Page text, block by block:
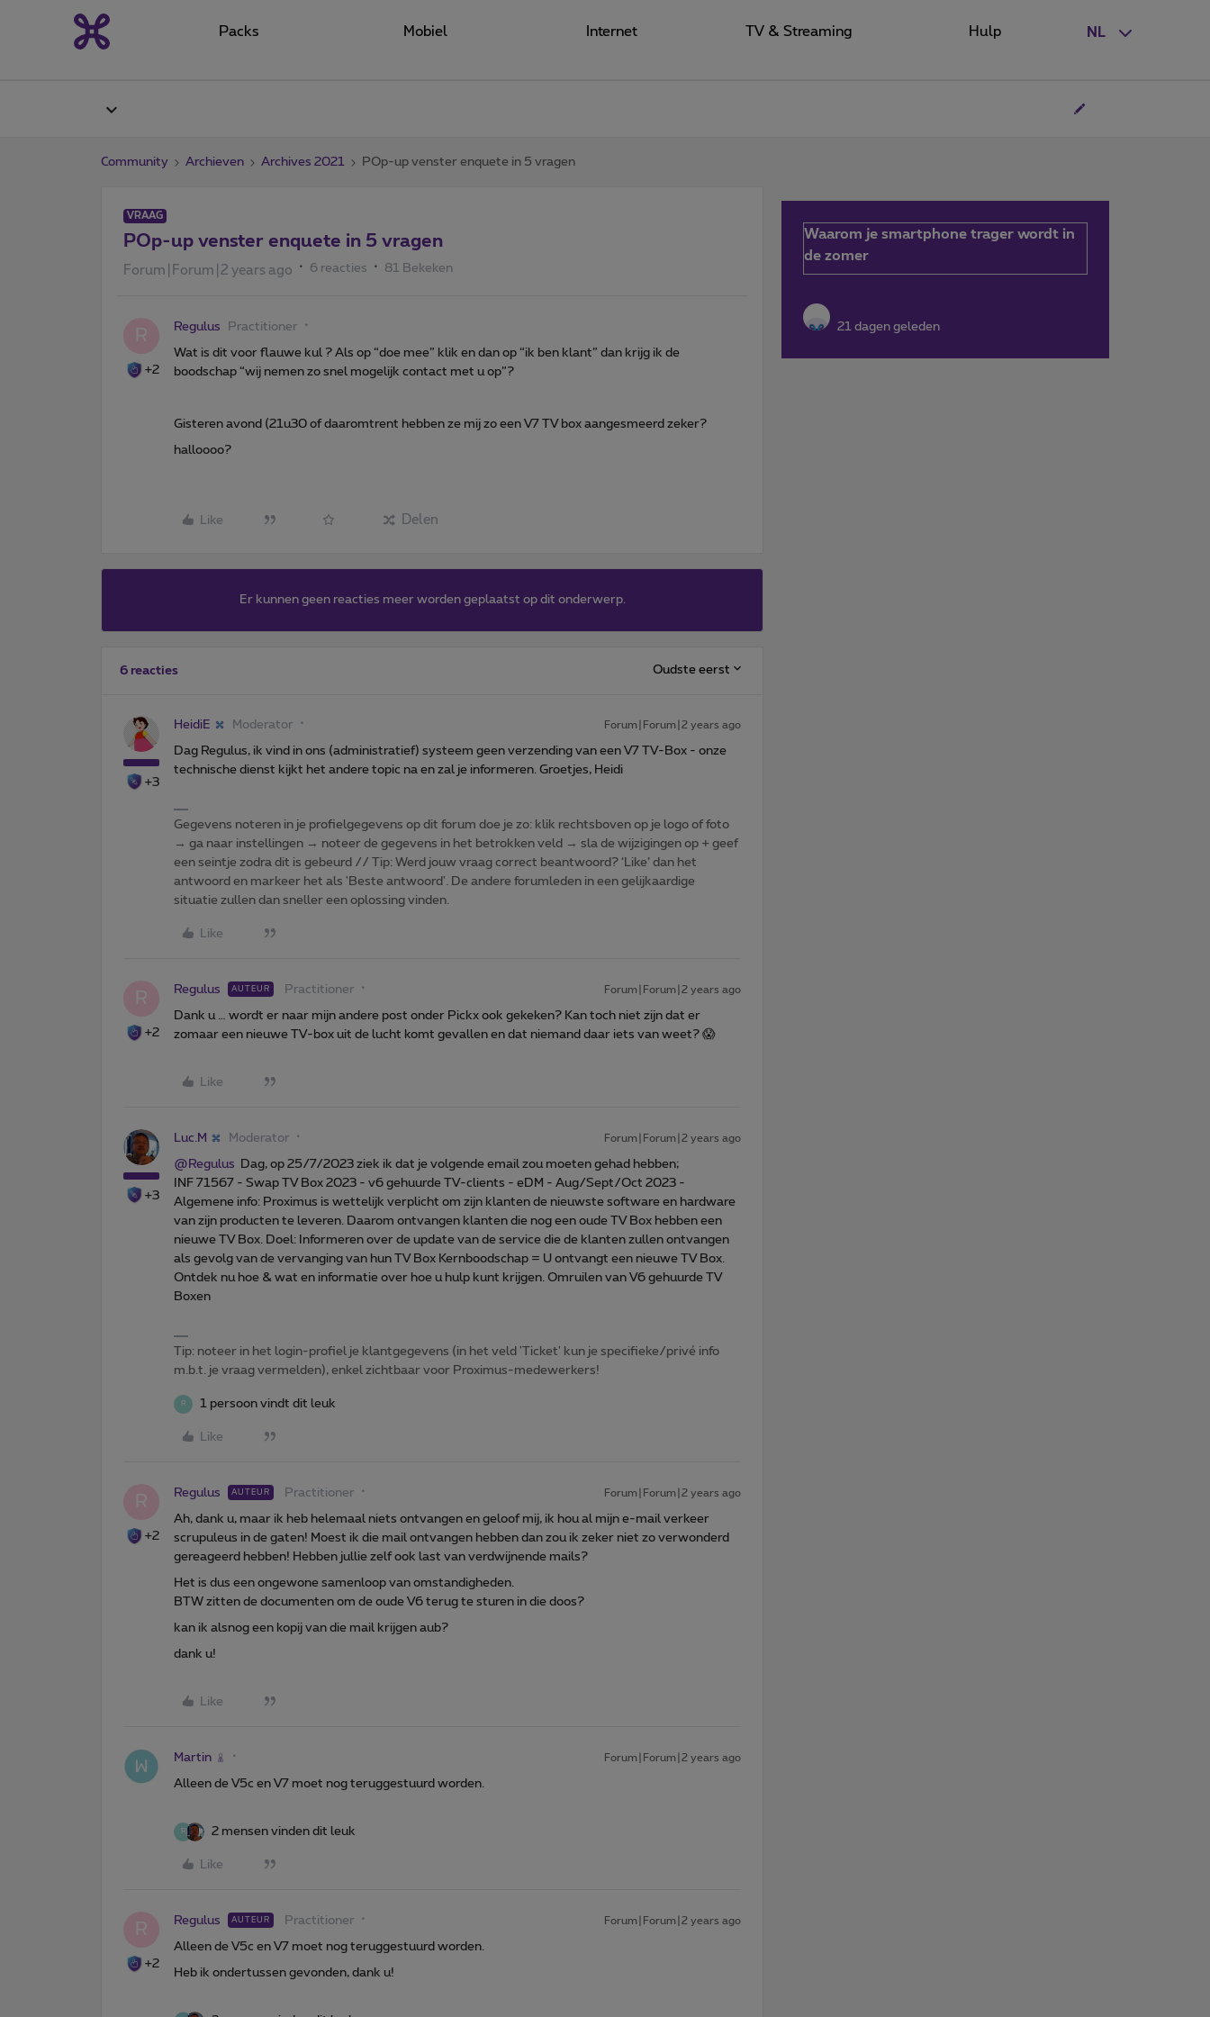
NL
Packs Mobiel Internet TV & Streaming Hulp
Community Archieven Archives 2021 POp-up venster enquete in 5 vragen
VRAAG
POp-up venster enquete in 5 vragen
Forum|Forum|2 years ago 6 reacties 81 Bekeken
R
+2
Regulus Practitioner
Wat is dit voor flauwe kul ? Als op “doe mee” klik en dan op “ik ben klant” dan krijg ik de
boodschap “wij nemen zo snel mogelijk contact met u op”?
Gisteren avond (21u30 of daaromtrent hebben ze mij zo een V7 TV box aangesmeerd zeker?
halloooo?
Like Delen
Er kunnen geen reacties meer worden geplaatst op dit onderwerp.
6 reacties Oudste eerst
+3
HeidiE Moderator Forum|Forum|2 years ago
Dag Regulus, ik vind in ons (administratief) systeem geen verzending van een V7 TV-Box - onze
technische dienst kijkt het andere topic na en zal je informeren. Groetjes, Heidi
Gegevens noteren in je profielgegevens op dit forum doe je zo: klik rechtsboven op je logo of foto
→ ga naar instellingen → noteer de gegevens in het betrokken veld → sla de wijzigingen op + geef
een seintje zodra dit is gebeurd // Tip: Werd jouw vraag correct beantwoord? ‘Like’ dan het
antwoord en markeer het als 'Beste antwoord'. De andere forumleden in een gelijkaardige
situatie zullen dan sneller een oplossing vinden.
Like
R
+2
Regulus AUTEUR Practitioner Forum|Forum|2 years ago
Dank u … wordt er naar mijn andere post onder Pickx ook gekeken? Kan toch niet zijn dat er
zomaar een nieuwe TV-box uit de lucht komt gevallen en dat niemand daar iets van weet? 😱
Like
+3
Luc.M Moderator Forum|Forum|2 years ago
@Regulus Dag, op 25/7/2023 ziek ik dat je volgende email zou moeten gehad hebben;
INF 71567 - Swap TV Box 2023 - v6 gehuurde TV-clients - eDM - Aug/Sept/Oct 2023 -
Algemene info: Proximus is wettelijk verplicht om zijn klanten de nieuwste software en hardware
van zijn producten te leveren. Daarom ontvangen klanten die nog een oude TV Box hebben een
nieuwe TV Box. Doel: Informeren over de update van de service die de klanten zullen ontvangen
als gevolg van de vervanging van hun TV Box Kernboodschap = U ontvangt een nieuwe TV Box.
Ontdek nu hoe & wat en informatie over hoe u hulp kunt krijgen. Omruilen van V6 gehuurde TV
Boxen
Tip: noteer in het login-profiel je klantgegevens (in het veld 'Ticket' kun je specifieke/privé info
m.b.t. je vraag vermelden), enkel zichtbaar voor Proximus-medewerkers!
R 1 persoon vindt dit leuk
Like
R
+2
Regulus AUTEUR Practitioner Forum|Forum|2 years ago
Ah, dank u, maar ik heb helemaal niets ontvangen en geloof mij, ik hou al mijn e-mail verkeer
scrupuleus in de gaten! Moest ik die mail ontvangen hebben dan zou ik zeker niet zo verwonderd
gereageerd hebben! Hebben jullie zelf ook last van verdwijnende mails?
Het is dus een ongewone samenloop van omstandigheden.
BTW zitten de documenten om de oude V6 terug te sturen in die doos?
kan ik alsnog een kopij van die mail krijgen aub?
dank u!
Like
Martin Forum|Forum|2 years ago
Alleen de V5c en V7 moet nog teruggestuurd worden.
R 2 mensen vinden dit leuk
Like
R
+2
Regulus AUTEUR Practitioner Forum|Forum|2 years ago
Alleen de V5c en V7 moet nog teruggestuurd worden.
Heb ik ondertussen gevonden, dank u!
Waarom je smartphone trager wordt in
de zomer
21 dagen geleden